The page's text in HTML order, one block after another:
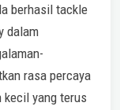
berhasil tackle
dalam
rasa percaya
kecil yang terus